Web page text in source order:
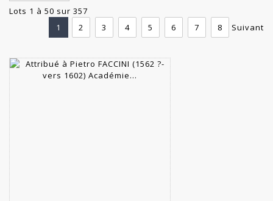
Lots 1 à 50 sur 357
1
2 3 4 5 6 7 8 Suivant